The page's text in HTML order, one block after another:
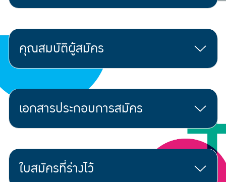
คุณสมบัติผู้สมัคร
เอกสารประกอบการสมัคร
ใบสมัครที่ร่างไว้